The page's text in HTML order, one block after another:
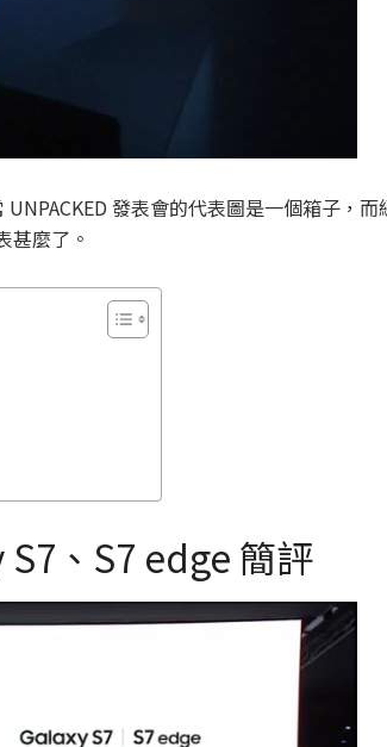
發表會的代表圖是一個箱子，
甚麼了。
、S7 edge 簡評